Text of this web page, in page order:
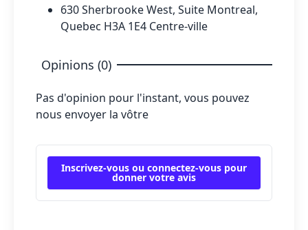
630 Sherbrooke West, Suite Montreal,
Quebec H3A 1E4 Centre-ville
Opinions (0)
Pas d'opinion pour l'instant, vous pouvez
nous envoyer la vôtre
Inscrivez-vous ou connectez-vous pour
donner votre avis